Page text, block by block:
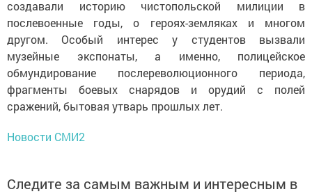
создавали историю чистопольской милиции в
послевоенные годы, о героях-земляках и многом
другом. Особый интерес у студентов вызвали
музейные экспонаты, а именно, полицейское
обмундирование послереволюционного периода,
фрагменты боевых снарядов и орудий с полей
сражений, бытовая утварь прошлых лет.
Новости СМИ2
Следите за самым важным и интересным в